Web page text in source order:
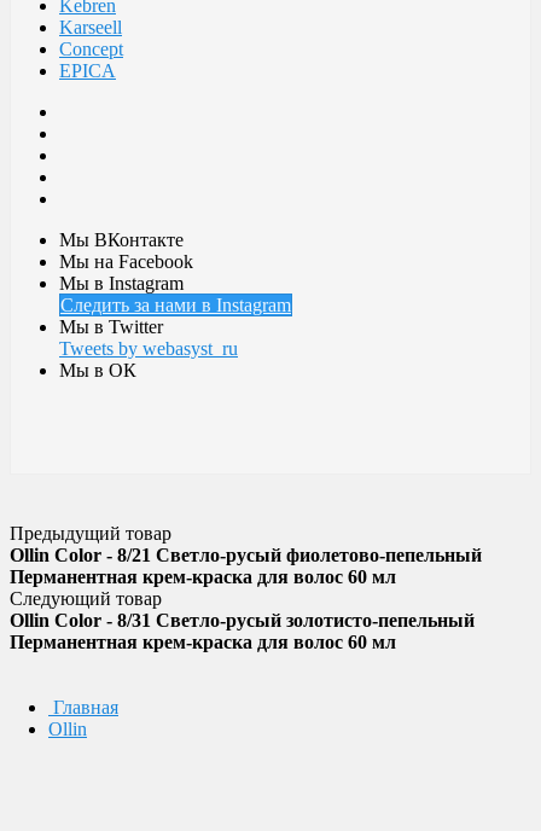
Kebren
Karseell
Concept
EPICA
Мы ВКонтакте
Мы на Facebook
Мы в Instagram
Следить за нами в Instagram
Мы в Twitter
Tweets by webasyst_ru
Мы в ОК
Предыдущий товар
Ollin Color - 8/21 Светло-русый фиолетово-пепельный
Перманентная крем-краска для волос 60 мл
Следующий товар
Ollin Color - 8/31 Светло-русый золотисто-пепельный
Перманентная крем-краска для волос 60 мл
Главная
Ollin